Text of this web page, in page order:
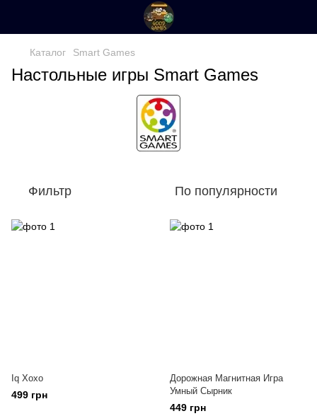
Каталог Smart Games
Настольные игры Smart Games
Фильтр По популярности
Iq Хохо
499 грн
Дорожная Магнитная Игра
Умный Сырник
449 грн